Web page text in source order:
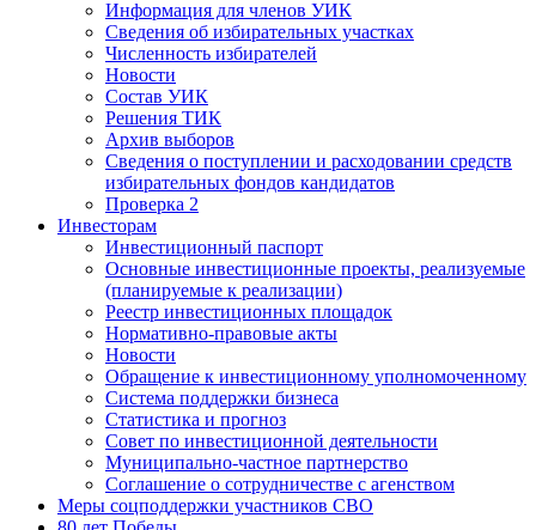
Информация для членов УИК
Сведения об избирательных участках
Численность избирателей
Новости
Состав УИК
Решения ТИК
Архив выборов
Сведения о поступлении и расходовании средств
избирательных фондов кандидатов
Проверка 2
Инвесторам
Инвестиционный паспорт
Основные инвестиционные проекты, реализуемые
(планируемые к реализации)
Реестр инвестиционных площадок
Нормативно-правовые акты
Новости
Обращение к инвестиционному уполномоченному
Система поддержки бизнеса
Статистика и прогноз
Совет по инвестиционной деятельности
Муниципально-частное партнерство
Соглашение о сотрудничестве с агенством
Меры соцподдержки участников СВО